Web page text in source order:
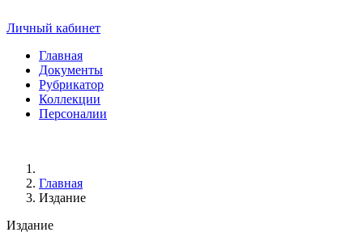
Личный кабинет
Главная
Документы
Рубрикатор
Коллекции
Персоналии
Главная
Издание
Издание